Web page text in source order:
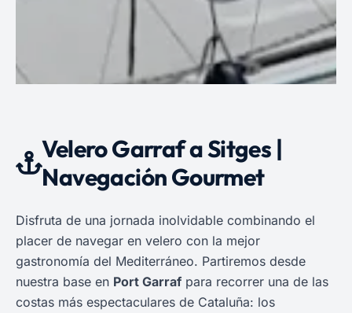
Velero Garraf a Sitges |
Navegación Gourmet
Disfruta de una jornada inolvidable combinando el
placer de navegar en velero con la mejor
gastronomía del Mediterráneo. Partiremos desde
nuestra base en Port Garraf para recorrer una de las
costas más espectaculares de Cataluña: los